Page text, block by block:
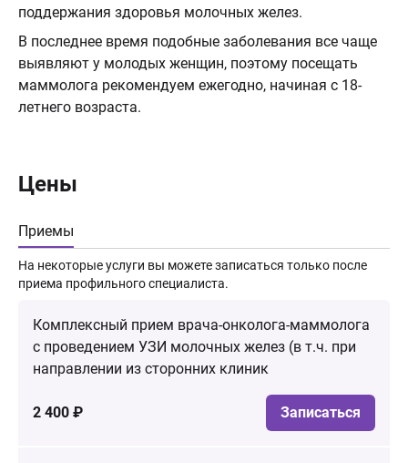
поддержания здоровья молочных желез.
В последнее время подобные заболевания все чаще
выявляют у молодых женщин, поэтому посещать
маммолога рекомендуем ежегодно, начиная с 18-
летнего возраста.
Цены
Приемы
На некоторые услуги вы можете записаться только после
приема профильного специалиста.
Комплексный прием врача-онколога-маммолога
с проведением УЗИ молочных желез (в т.ч. при
направлении из сторонних клиник
2 400 ₽ Записаться